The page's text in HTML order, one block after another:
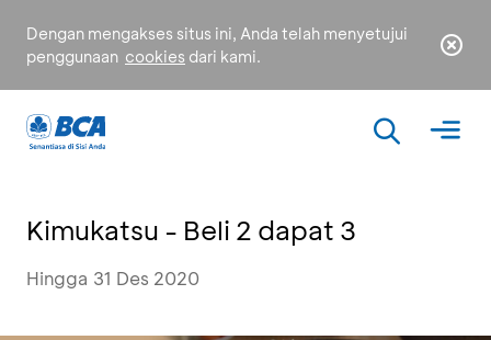
Dengan mengakses situs ini, Anda telah menyetujui
penggunaan cookies dari kami.
Kimukatsu - Beli 2 dapat 3
Hingga 31 Des 2020